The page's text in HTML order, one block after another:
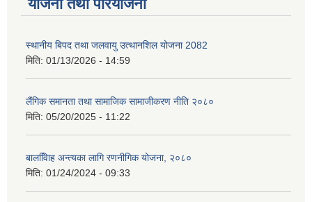
योजना तथा परियोजना
स्थानीय बिपद तथा जलवायु उत्थानशिल योजना 2082
मिति: 01/13/2026 - 14:59
लैंगिक समानता तथा सामाजिक सामाजीकरण नीति २०८०
मिति: 05/20/2025 - 11:22
बालवििाह अन्त्यका लागि रणनीगिक योजना, २०८०
मिति: 01/24/2024 - 09:33